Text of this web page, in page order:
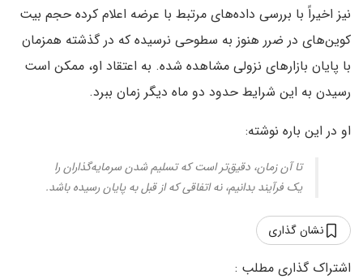
نیز اخیراً با بررسی داده‌های مرتبط با عرضه اعلام کرده حجم بیت
کوین‌های در ضرر هنوز به سطوحی نرسیده که در گذشته همزمان
با پایان بازارهای نزولی مشاهده شده. به اعتقاد او، ممکن است
رسیدن به این شرایط حدود دو ماه دیگر زمان ببرد.
او در این باره نوشته:
تا آن زمان، دقیق‌تر است که تسلیم شدن سرمایه‌گذاران را
یک فرآیند بدانیم، نه اتفاقی که از قبل به پایان رسیده باشد.
نشان گذاری